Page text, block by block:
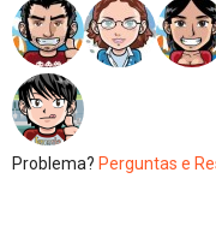
Problema? Perguntas e